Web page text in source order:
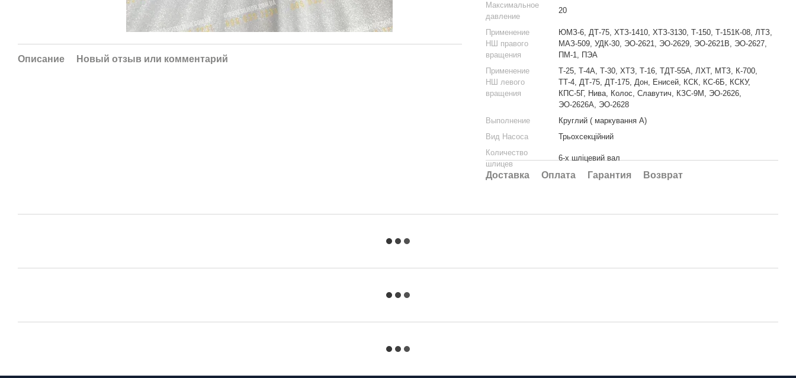
Описание Новый отзыв или комментарий
Максимальное
давление
20
Применение
НШ правого
вращения
ЮМЗ-6, ДТ-75, ХТЗ-1410, ХТЗ-3130, Т-150, Т-151К-08, ЛТЗ,
МАЗ-509, УДК-30, ЭО-2621, ЭО-2629, ЭО-2621В, ЭО-2627,
ПМ-1, ПЭА
Применение
НШ левого
вращения
Т-25, Т-4А, Т-30, ХТЗ, Т-16, ТДТ-55А, ЛХТ, МТЗ, К-700,
ТТ-4, ДТ-75, ДТ-175, Дон, Енисей, КСК, КС-6Б, КСКУ,
КПС-5Г, Нива, Колос, Славутич, КЗС-9М, ЭО-2626,
ЭО-2626А, ЭО-2628
Выполнение
Круглий ( маркування А)
Вид Насоса
Трьохсекційний
Количество
шлицев
6-х шліцевий вал
Доставка Оплата Гарантия Возврат